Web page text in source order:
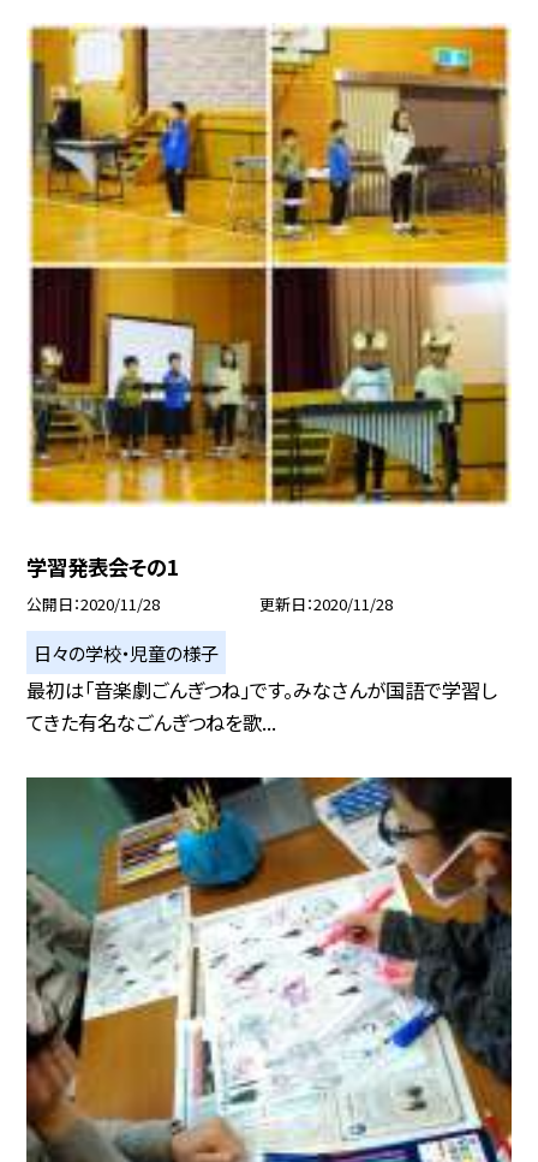
学習発表会その1
公開日 2020/11/28 更新日 2020/11/28
日々の学校・児童の様子
最初は「音楽劇ごんぎつね」です。みなさんが国語で学習し
てきた有名なごんぎつねを歌...